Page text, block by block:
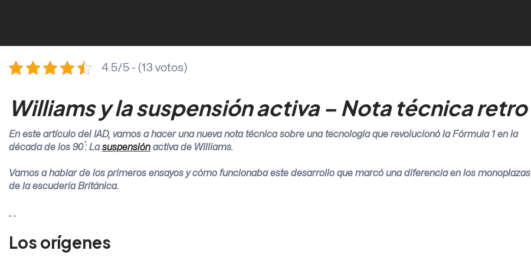
4.5/5 - (13 votos)
Williams y la suspensión activa – Nota técnica retro
En este artículo del IAD, vamos a hacer una nueva nota técnica sobre una tecnología que revolucionó la Fórmula 1 en la
década de los 90´: Lasuspensión activa de Williams.
Vamos a hablar de los primeros ensayos y cómo funcionaba este desarrollo que marcó una diferencia en los monoplazas
de la escudería Británica.
Los orígenes